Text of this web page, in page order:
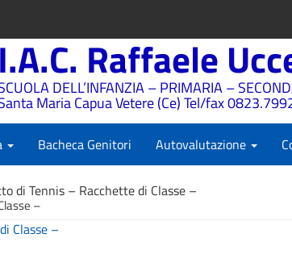
I.A.C. Raffaele
DELL’INFANZIA – PRIMARIA –
Maria Capua Vetere (Ce) Tel/fax
Bacheca Genitori Autovalutazione
di Tennis – Racchette di Classe –
–
Classe –